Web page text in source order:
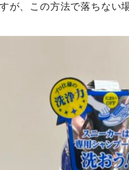
が、この方法で落ちない